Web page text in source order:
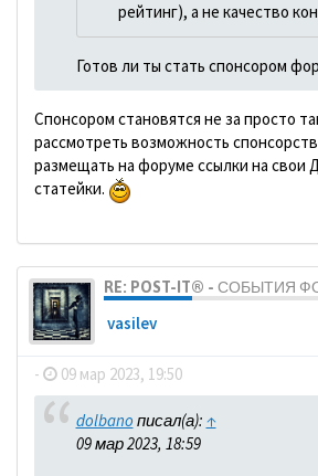
рейтинг), а не качество
Готов ли ты стать спонсором
Спонсором становятся не за просто
рассмотреть возможность
размещать на форуме ссылки на свои
статейки.
RE: POST-IT® - СОБЫТИЯ
vasilev
- 09 мар 2023, 19:50
dolbano писал(а): ↑
09 мар 2023, 18:59